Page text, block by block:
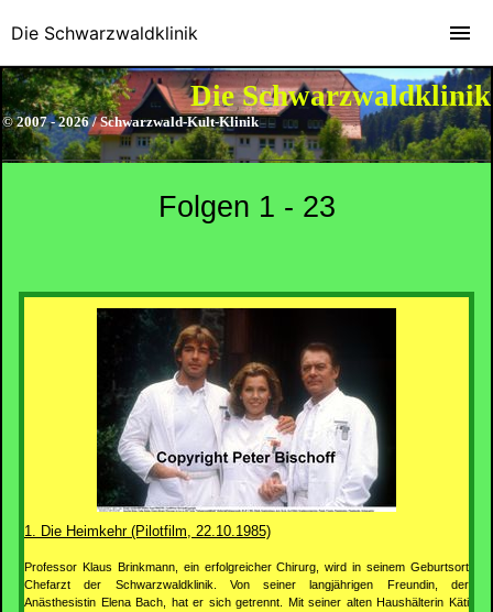
Die Schwarzwaldklinik
© 2007 - 2026 / Schwarzwald-Kult-Klinik
Folgen 1 - 23
1. Die Heimkehr (Pilotfilm, 22.10.1985)
Professor Klaus Brinkmann, ein erfolgreicher Chirurg, wird in seinem Geburtsort
Chefarzt der Schwarzwaldklinik. Von seiner langjährigen Freundin, der
Anästhesistin Elena Bach, hat er sich getrennt. Mit seiner alten Haushälterin Käti
Die Schwarzwaldklinik